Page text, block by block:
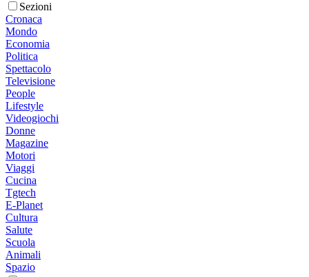
Sezioni
Cronaca
Mondo
Economia
Politica
Spettacolo
Televisione
People
Lifestyle
Videogiochi
Donne
Magazine
Motori
Viaggi
Cucina
Tgtech
E-Planet
Cultura
Salute
Scuola
Animali
Spazio